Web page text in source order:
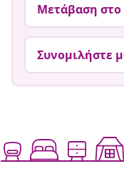
Μετάβαση στο
Συνομιλήστε